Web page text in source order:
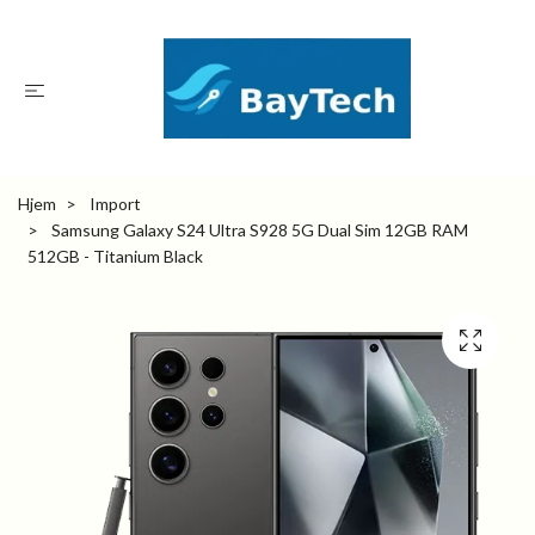
Hjem
Import
Samsung Galaxy S24 Ultra S928 5G Dual Sim 12GB RAM
512GB - Titanium Black